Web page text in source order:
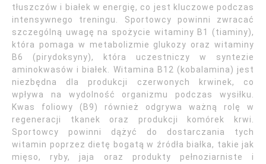
tłuszczów i białek w energię, co jest kluczowe podczas
intensywnego treningu. Sportowcy powinni zwracać
szczególną uwagę na spożycie witaminy B1 (tiaminy),
która pomaga w metabolizmie glukozy oraz witaminy
B6 (pirydoksyny), która uczestniczy w syntezie
aminokwasów i białek. Witamina B12 (kobalamina) jest
niezbędna dla produkcji czerwonych krwinek, co
wpływa na wydolność organizmu podczas wysiłku.
Kwas foliowy (B9) również odgrywa ważną rolę w
regeneracji tkanek oraz produkcji komórek krwi.
Sportowcy powinni dążyć do dostarczania tych
witamin poprzez dietę bogatą w źródła białka, takie jak
mięso, ryby, jaja oraz produkty pełnoziarniste i